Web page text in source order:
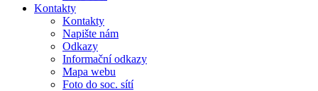
Kontakty
Kontakty
Napište nám
Odkazy
Informační odkazy
Mapa webu
Foto do soc. sítí